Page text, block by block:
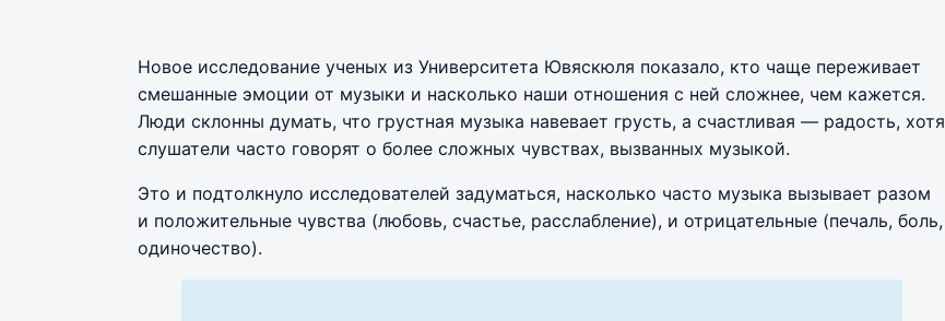
Новое исследование ученых из Университета Ювяскюля показало, кто чаще переживает
смешанные эмоции от музыки и насколько наши отношения с ней сложнее, чем кажется.
Люди склонны думать, что грустная музыка навевает грусть, а счастливая — радость, хотя
слушатели часто говорят о более сложных чувствах, вызванных музыкой.
Это и подтолкнуло исследователей задуматься, насколько часто музыка вызывает разом
и положительные чувства (любовь, счастье, расслабление), и отрицательные (печаль, боль,
одиночество).